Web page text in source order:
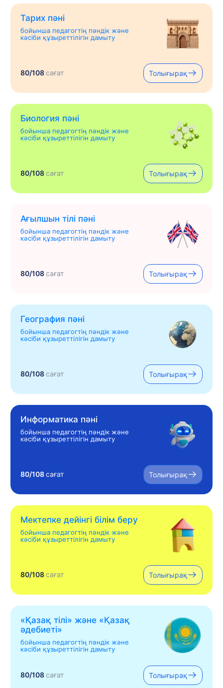
Тарих пәні
бойынша педагогтің пәндік және
кәсіби құзыреттілігін дамыту
80/108сағат Толығырақ
Биология пәні
бойынша педагогтің пәндік және
кәсіби құзыреттілігін дамыту
80/108сағат Толығырақ
Ағылшын тілі пәні
бойынша педагогтің пәндік және
кәсіби құзыреттілігін дамыту
80/108сағат Толығырақ
География пәні
бойынша педагогтің пәндік және
кәсіби құзыреттілігін дамыту
80/108сағат Толығырақ
Информатика пәні
бойынша педагогтің пәндік және
кәсіби құзыреттілігін дамыту
80/108сағат Толығырақ
Мектепке дейінгі білім беру
бойынша педагогтің пәндік және
кәсіби құзыреттілігін дамыту
80/108сағат Толығырақ
«Қазақ тілі» жəне «Қазақ
əдебиеті»
бойынша педагогтің пәндік және
кәсіби құзыреттілігін дамыту
80/108сағат Толығырақ